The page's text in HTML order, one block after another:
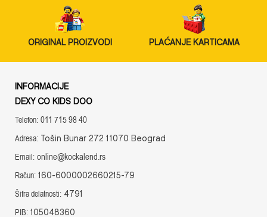
ORIGINAL PROIZVODI PLAĆANJE KARTICAMA
INFORMACIJE
DEXY CO KIDS DOO
Telefon: 011 715 98 40
Adresa: Tošin Bunar 272 11070 Beograd
Email: online@kockalend.rs
Račun: 160-6000002660215-79
Šifra delatnosti: 4791
PIB: 105048360